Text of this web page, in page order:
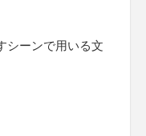
シーンで用いる文